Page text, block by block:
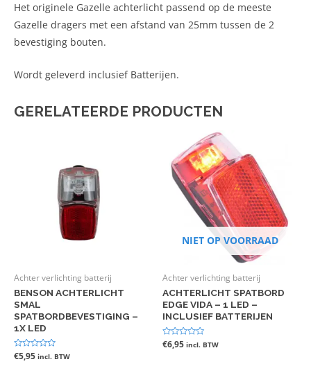
Het originele Gazelle achterlicht passend op de meeste
Gazelle dragers met een afstand van 25mm tussen de 2
bevestiging bouten.
Wordt geleverd inclusief Batterijen.
GERELATEERDE PRODUCTEN
Achter verlichting batterij
BENSON ACHTERLICHT
SMAL
SPATBORDBEVESTIGING –
1X LED
Gewaardeerd
0
€5,95 incl. BTW
NIET OP VOORRAAD
Achter verlichting batterij
ACHTERLICHT SPATBORD
EDGE VIDA – 1 LED –
INCLUSIEF BATTERIJEN
Gewaardeerd
0
€6,95 incl. BTW